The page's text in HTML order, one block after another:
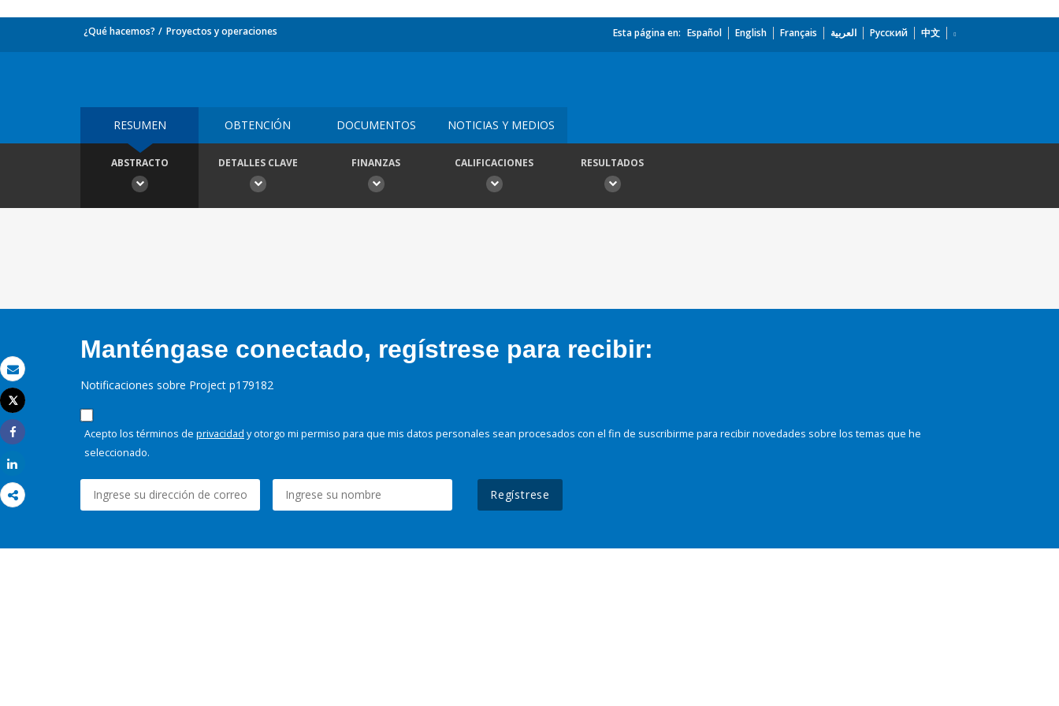
Correo electrónico
Imprimir
Tweet
Share
¿Qué hacemos? Proyectos y operaciones Esta página en: Español English Français العربية Русский 中文
RESUMEN OBTENCIÓN DOCUMENTOS NOTICIAS Y MEDIOS
ABSTRACTO DETALLES CLAVE FINANZAS CALIFICACIONES RESULTADOS
Manténgase conectado, regístrese para recibir:
Notificaciones sobre Project p179182
Acepto los términos de privacidad y otorgo mi permiso para que mis datos personales sean procesados con el fin de suscribirme para recibir novedades sobre los temas que he
seleccionado.
Regístrese